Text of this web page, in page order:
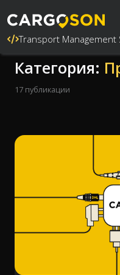
Transport Management
Категория:
17 публикации